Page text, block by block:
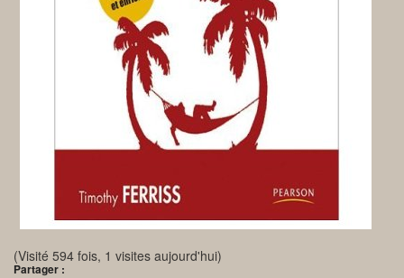
(Visité 594 fois, 1 visites aujourd'hui)
Partager :